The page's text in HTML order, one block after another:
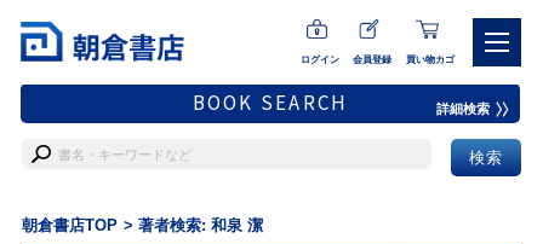
ログイン 会員登録 買い物カゴ
BOOK SEARCH 詳細検索
朝倉書店TOP 著者検索: 和泉 潔